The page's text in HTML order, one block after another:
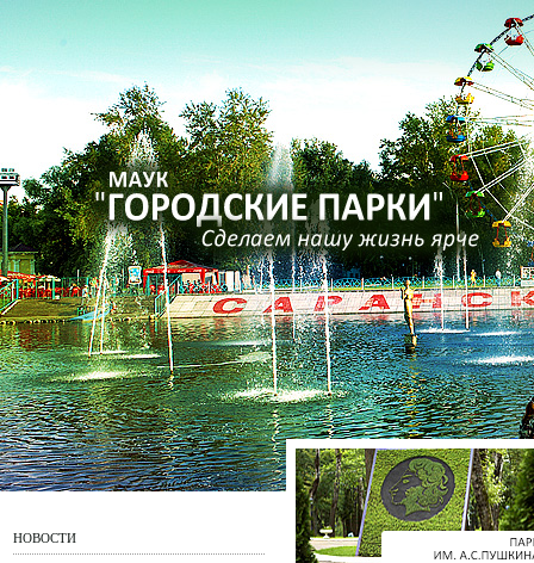
НОВОСТИ